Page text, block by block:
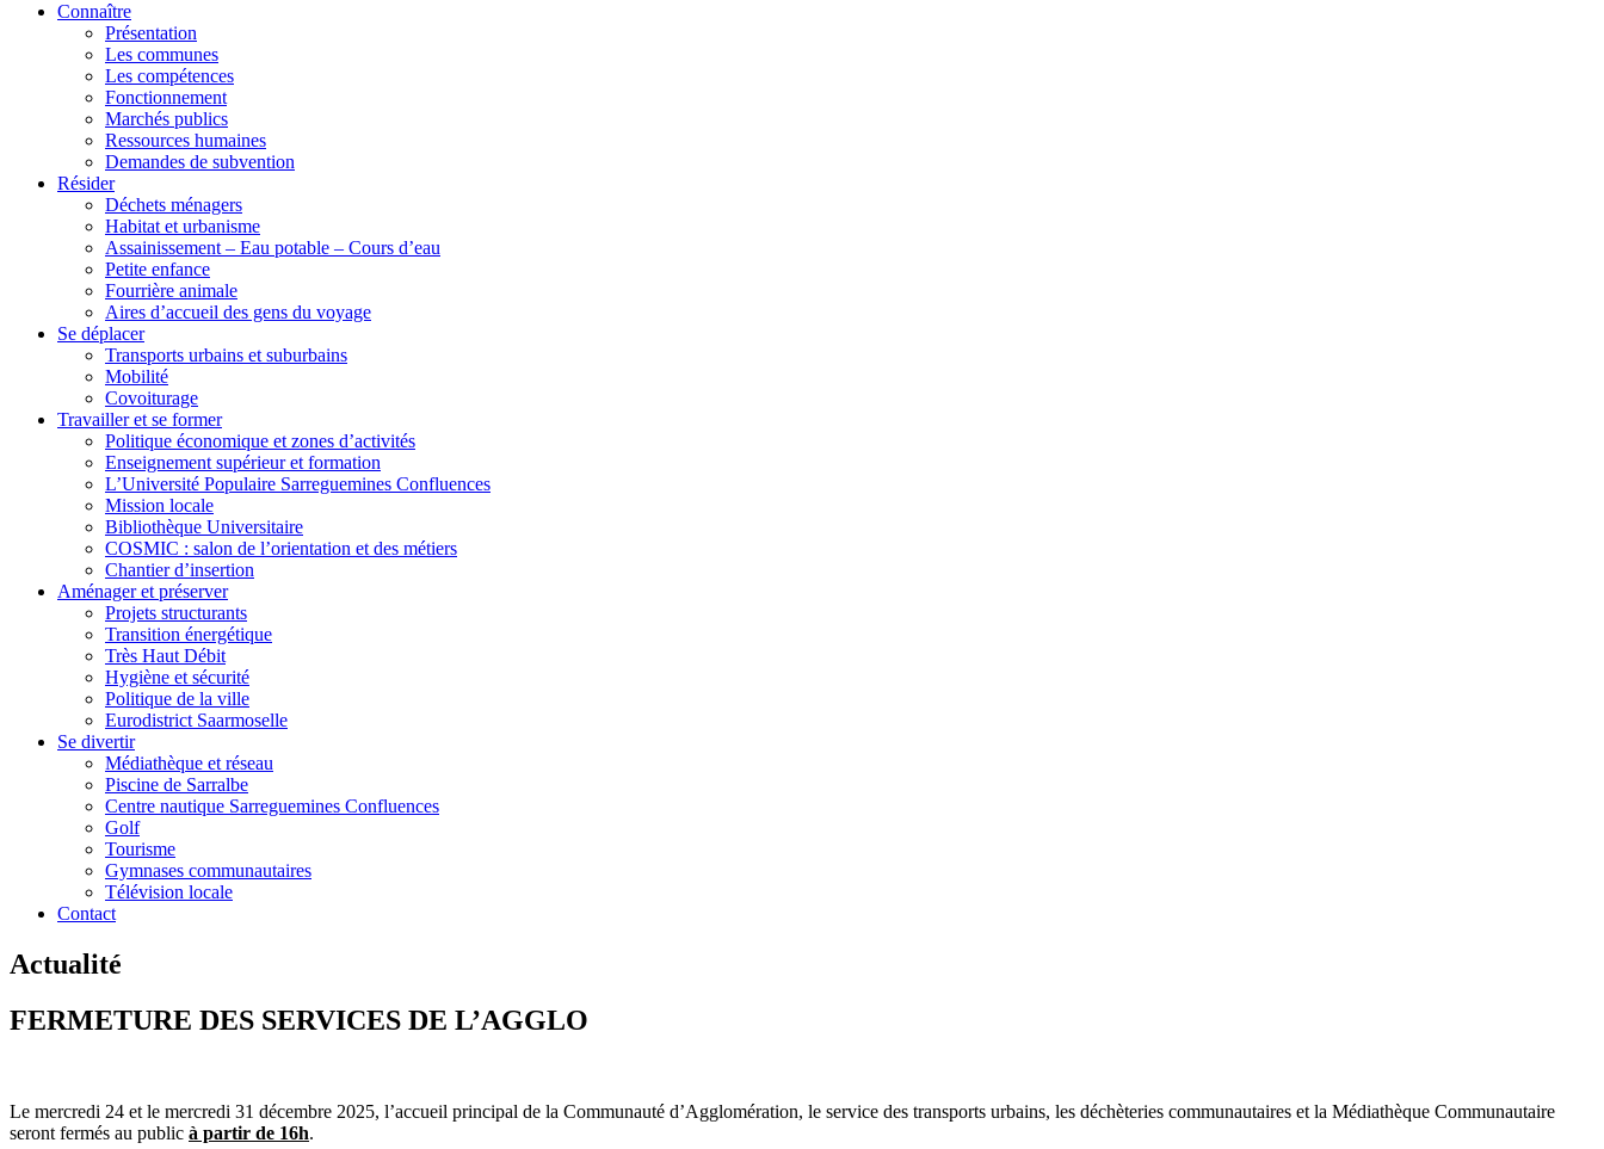
Connaître
Présentation
Les communes
Les compétences
Fonctionnement
Marchés publics
Ressources humaines
Demandes de subvention
Résider
Déchets ménagers
Habitat et urbanisme
Assainissement – Eau potable – Cours d’eau
Petite enfance
Fourrière animale
Aires d’accueil des gens du voyage
Se déplacer
Transports urbains et suburbains
Mobilité
Covoiturage
Travailler et se former
Politique économique et zones d’activités
Enseignement supérieur et formation
L’Université Populaire Sarreguemines Confluences
Mission locale
Bibliothèque Universitaire
COSMIC : salon de l’orientation et des métiers
Chantier d’insertion
Aménager et préserver
Projets structurants
Transition énergétique
Très Haut Débit
Hygiène et sécurité
Politique de la ville
Eurodistrict Saarmoselle
Se divertir
Médiathèque et réseau
Piscine de Sarralbe
Centre nautique Sarreguemines Confluences
Golf
Tourisme
Gymnases communautaires
Télévision locale
Contact
Actualité
FERMETURE DES SERVICES DE L’AGGLO
Le mercredi 24 et le mercredi 31 décembre 2025, l’accueil principal de la Communauté d’Agglomération, le service des transports urbains, les déchèteries communautaires et la Médiathèque Communautaire
seront fermés au public à partir de 16h.